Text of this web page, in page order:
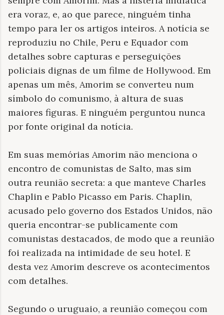
era voraz, e, ao que parece, ninguém tinha
tempo para ler os artigos inteiros. A notícia se
reproduziu no Chile, Peru e Equador com
detalhes sobre capturas e perseguições
policiais dignas de um filme de Hollywood. Em
apenas um mês, Amorim se converteu num
símbolo do comunismo, à altura de suas
maiores figuras. E ninguém perguntou nunca
por fonte original da notícia.
Em suas memórias Amorim não menciona o
encontro de comunistas de Salto, mas sim
outra reunião secreta: a que manteve Charles
Chaplin e Pablo Picasso em Paris. Chaplin,
acusado pelo governo dos Estados Unidos, não
queria encontrar-se publicamente com
comunistas destacados, de modo que a reunião
foi realizada na intimidade de seu hotel. E
desta vez Amorim descreve os acontecimentos
com detalhes.
Segundo o uruguaio, a reunião começou com